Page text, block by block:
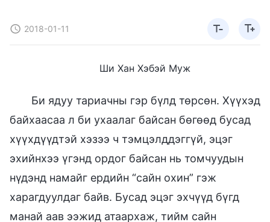
2018-01-11
Ши Хан Хэбэй Муж
Би ядуу тариачны гэр бүлд төрсөн. Хүүхэд
байхаасаа л би ухаалаг байсан бөгөөд бусад
хүүхдүүдтэй хэзээ ч тэмцэлддэггүй, эцэг
эхийнхээ үгэнд ордог байсан нь томчуудын
нүдэнд намайг ердийн “сайн охин” гэж
харагдуулдаг байв. Бусад эцэг эхчүүд бүгд
манай аав ээжид атаархаж, тийм сайн